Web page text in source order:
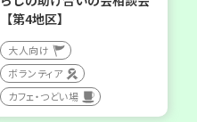
【第4地区】
大人向け
ボランティア
カフェ・つどい場